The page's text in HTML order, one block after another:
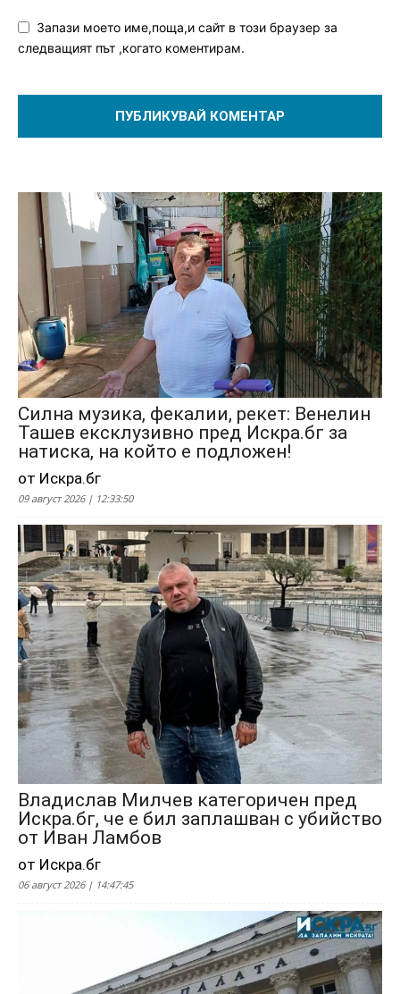
Запази моето име,поща,и сайт в този браузер за
следващият път ,когато коментирам.
Силна музика, фекалии, рекет: Венелин
Ташев ексклузивно пред Искра.бг за
натиска, на който е подложен!
от Искра.бг
09 август 2026 | 12:33:50
Владислав Милчев категоричен пред
Искра.бг, че е бил заплашван с убийство
от Иван Ламбов
от Искра.бг
06 август 2026 | 14:47:45